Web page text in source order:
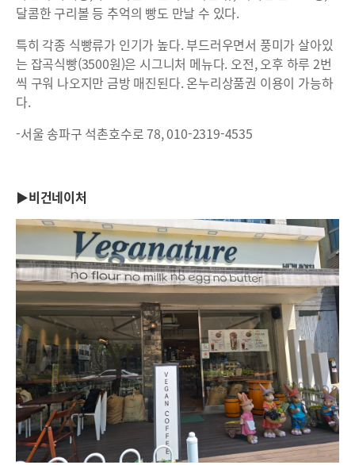
달콤한 구리볼 등 추억의 빵도 만날 수 있다.
특히 각종 식빵류가 인기가 높다. 부드러우면서 풍미가 살아있
는 잡곡식빵(3500원)은 시그니처 메뉴다. 오전, 오후 하루 2번
씩 구워 나오지만 금방 매진된다. 온누리상품권 이용이 가능하
다.
-서울 송파구 석촌호수로 78, 010-2319-4535
▶비건네이처